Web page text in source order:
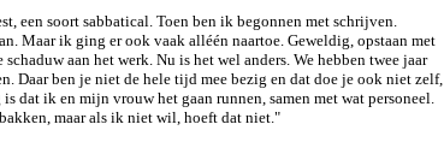
een soort sabbatical. Toen ben ik begonnen met schrijven.
Maar ik ging er ook vaak alléén naartoe. Geweldig, opstaan met
aan het werk. Nu is het wel anders. We hebben twee jaar
Daar ben je niet de hele tijd mee bezig en dat doe je ook niet zelf,
dat ik en mijn vrouw het gaan runnen, samen met wat personeel.
maar als ik niet wil, hoeft dat niet."